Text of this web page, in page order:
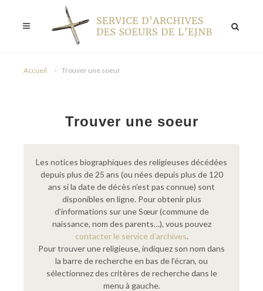
Accueil Trouver une soeur
Trouver une soeur
Les notices biographiques des religieuses décédées
depuis plus de 25 ans (ou nées depuis plus de 120
ans si la date de décès n’est pas connue) sont
disponibles en ligne. Pour obtenir plus
d’informations sur une Sœur (commune de
naissance, nom des parents…), vous pouvez
contacter le service d’archives.
Pour trouver une religieuse, indiquez son nom dans
la barre de recherche en bas de l’écran, ou
sélectionnez des critères de recherche dans le
menu à gauche.